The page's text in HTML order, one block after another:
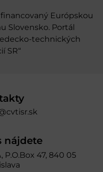
Európskou
Slovensko. Portál
technických
SR“
nájdete
P.O.Box 47, 840 05